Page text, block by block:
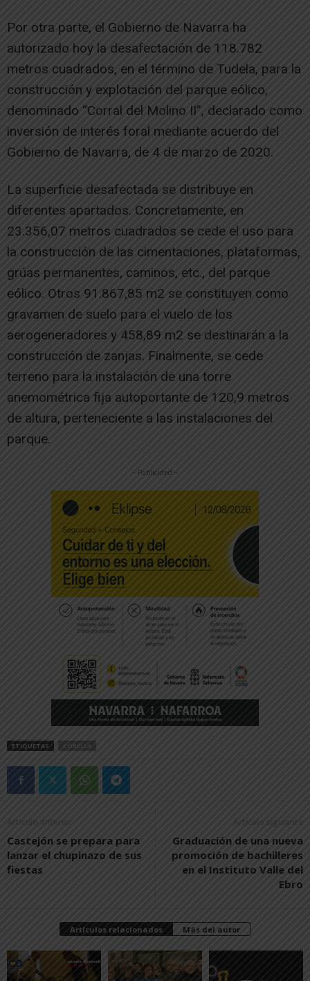
Por otra parte, el Gobierno de Navarra ha
autorizado hoy la desafectación de 118.782
metros cuadrados, en el término de Tudela, para la
construcción y explotación del parque eólico,
denominado “Corral del Molino II”, declarado como
inversión de interés foral mediante acuerdo del
Gobierno de Navarra, de 4 de marzo de 2020.
La superficie desafectada se distribuye en
diferentes apartados. Concretamente, en
23.356,07 metros cuadrados se cede el uso para
la construcción de las cimentaciones, plataformas,
grúas permanentes, caminos, etc., del parque
eólico. Otros 91.867,85 m2 se constituyen como
gravamen de suelo para el vuelo de los
aerogeneradores y 458,89 m2 se destinarán a la
construcción de zanjas. Finalmente, se cede
terreno para la instalación de una torre
anemométrica fija autoportante de 120,9 metros
de altura, perteneciente a las instalaciones del
parque.
-- Publicidad --
ETIQUETAS CORELLA
Artículo anterior
Castejón se prepara para
lanzar el chupinazo de sus
fiestas
Artículo siguiente
Graduación de una nueva
promoción de bachilleres
en el Instituto Valle del
Ebro
Artículos relacionados Más del autor